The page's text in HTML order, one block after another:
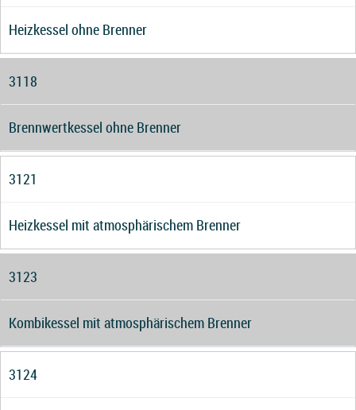
Heizkessel ohne Brenner
3118
Brennwertkessel ohne Brenner
3121
Heizkessel mit atmosphärischem Brenner
3123
Kombikessel mit atmosphärischem Brenner
3124